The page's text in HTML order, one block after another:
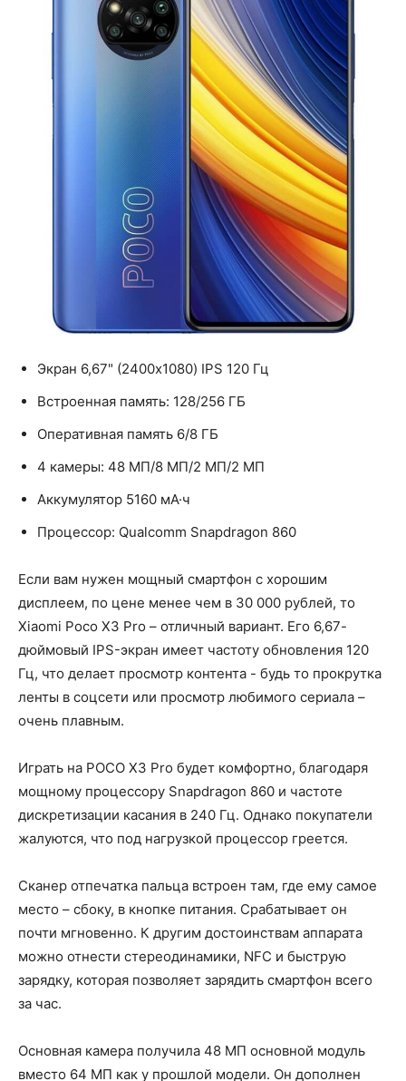
Экран 6,67" (2400x1080) IPS 120 Гц
Встроенная память: 128/256 ГБ
Оперативная память 6/8 ГБ
4 камеры: 48 МП/8 МП/2 МП/2 МП
Аккумулятор 5160 мА·ч
Процессор: Qualcomm Snapdragon 860
Если вам нужен мощный смартфон с хорошим
дисплеем, по цене менее чем в 30 000 рублей, то
Xiaomi Poco X3 Pro – отличный вариант. Его 6,67-
дюймовый IPS-экран имеет частоту обновления 120
Гц, что делает просмотр контента - будь то прокрутка
ленты в соцсети или просмотр любимого сериала –
очень плавным.
Играть на POCO X3 Pro будет комфортно, благодаря
мощному процессору Snapdragon 860 и частоте
дискретизации касания в 240 Гц. Однако покупатели
жалуются, что под нагрузкой процессор греется.
Сканер отпечатка пальца встроен там, где ему самое
место – сбоку, в кнопке питания. Срабатывает он
почти мгновенно. К другим достоинствам аппарата
можно отнести стереодинамики, NFC и быструю
зарядку, которая позволяет зарядить смартфон всего
за час.
Основная камера получила 48 МП основной модуль
вместо 64 МП как у прошлой модели. Он дополнен